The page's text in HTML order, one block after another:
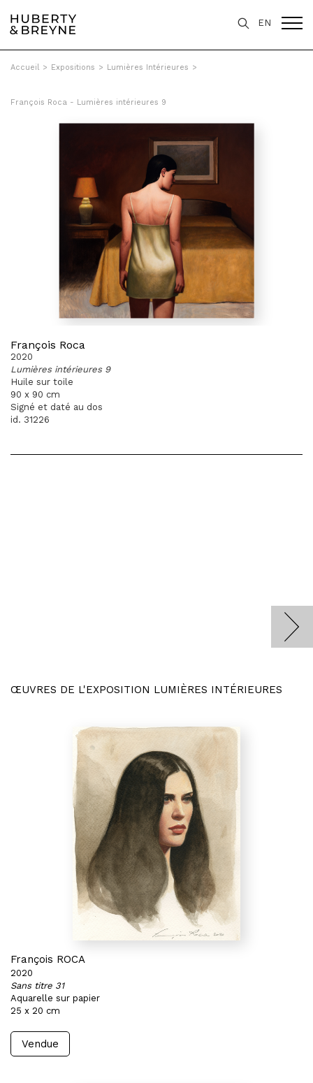
EN
Accueil > Expositions > Lumières Intérieures >
François Roca - Lumières intérieures 9
François Roca
2020
Lumières intérieures 9
Huile sur toile
90 x 90 cm
Signé et daté au dos
id. 31226
ŒUVRES DE L'EXPOSITION LUMIÈRES INTÉRIEURES
François ROCA
2020
Sans titre 31
Aquarelle sur papier
25 x 20 cm
Vendue